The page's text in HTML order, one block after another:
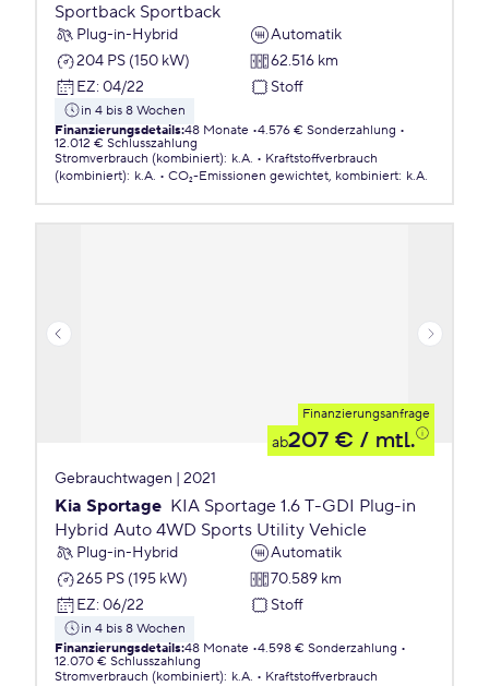
Sportback Sportback
Plug-in-Hybrid
Automatik
204 PS (150 kW)
62.516 km
EZ: 04/22 Stoff
in 4 bis 8 Wochen
Finanzierungsdetails:48 Monate 4.576 € Sonderzahlung
12.012 € Schlusszahlung
Stromverbrauch (kombiniert): k.A.
Kraftstoffverbrauch
(kombiniert): k.A. CO₂-Emissionen gewichtet, kombiniert: k.A.
Finanzierungsanfrage
ab207 € / mtl.
Gebrauchtwagen | 2021
Kia Sportage KIA Sportage 1.6 T-GDI Plug-in
Hybrid Auto 4WD Sports Utility Vehicle
Plug-in-Hybrid
Automatik
265 PS (195 kW)
70.589 km
EZ: 06/22 Stoff
in 4 bis 8 Wochen
Finanzierungsdetails:48 Monate 4.598 € Sonderzahlung
12.070 € Schlusszahlung
Stromverbrauch (kombiniert): k.A. Kraftstoffverbrauch